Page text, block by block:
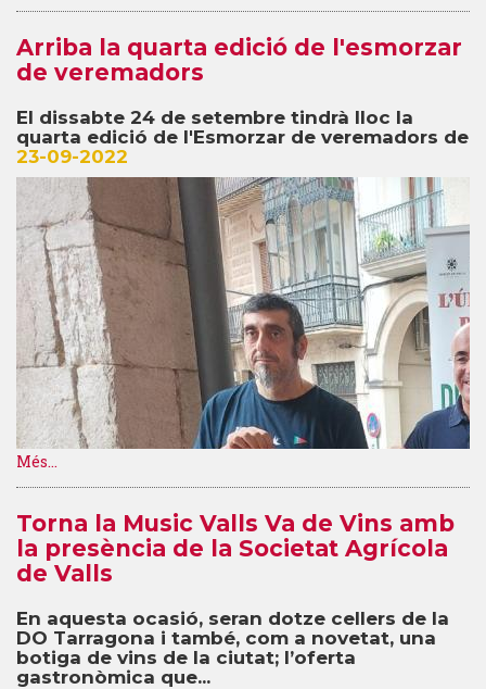
Arriba la quarta edició de l'esmorzar
de veremadors
El dissabte 24 de setembre tindrà lloc la
quarta edició de l'Esmorzar de veremadors de
23-09-2022
Més...
Torna la Music Valls Va de Vins amb
la presència de la Societat Agrícola
de Valls
En aquesta ocasió, seran dotze cellers de la
DO Tarragona i també, com a novetat, una
botiga de vins de la ciutat; l’oferta
gastronòmica que...